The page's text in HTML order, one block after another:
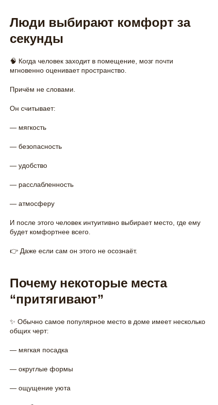
Люди выбирают комфорт за
секунды
🧠 Когда человек заходит в помещение, мозг почти
мгновенно оценивает пространство.
Причём не словами.
Он считывает:
— мягкость
— безопасность
— удобство
— расслабленность
— атмосферу
И после этого человек интуитивно выбирает место, где ему
будет комфортнее всего.
👉 Даже если сам он этого не осознаёт.
Почему некоторые места
“притягивают”
✨ Обычно самое популярное место в доме имеет несколько
общих черт:
— мягкая посадка
— округлые формы
— ощущение уюта